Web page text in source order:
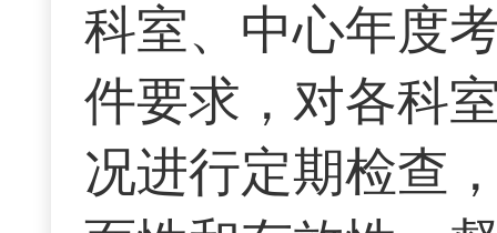
科室、中心年度
件要求，对各科
况进行定期检查